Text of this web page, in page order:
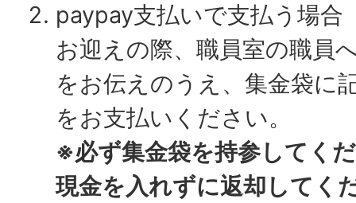
paypay支払いで支払う場合
お迎えの際、職員室の職員
をお伝えのうえ、集金袋に
をお支払いください。
※必ず集金袋を持参してく
現金を入れずに返却してく